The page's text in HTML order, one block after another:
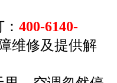
400-6140-
维修及提供解